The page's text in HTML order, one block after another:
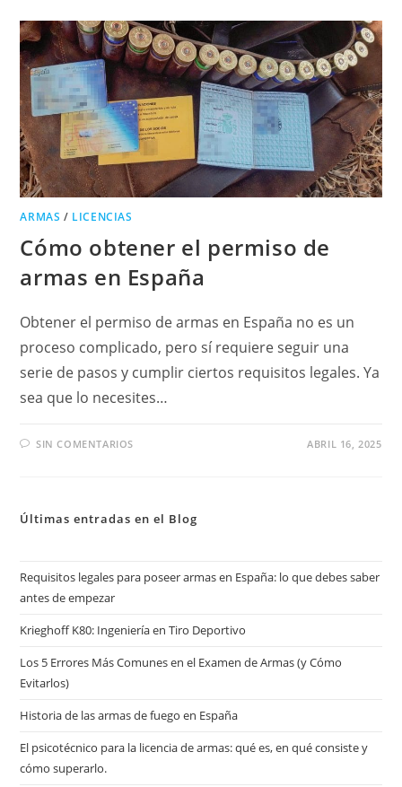
ARMAS / LICENCIAS
Cómo obtener el permiso de
armas en España
Obtener el permiso de armas en España no es un
proceso complicado, pero sí requiere seguir una
serie de pasos y cumplir ciertos requisitos legales. Ya
sea que lo necesites…
SIN COMENTARIOS ABRIL 16, 2025
Últimas entradas en el Blog
Requisitos legales para poseer armas en España: lo que debes saber
antes de empezar
Krieghoff K80: Ingeniería en Tiro Deportivo
Los 5 Errores Más Comunes en el Examen de Armas (y Cómo
Evitarlos)
Historia de las armas de fuego en España
El psicotécnico para la licencia de armas: qué es, en qué consiste y
cómo superarlo.